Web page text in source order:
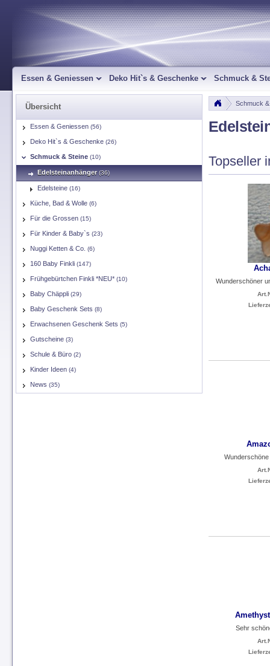
Essen & Geniessen Deko Hit`s & Geschenke Schmuck &
Übersicht
Essen & Geniessen (56)
Deko Hit`s & Geschenke (26)
Schmuck & Steine (10)
Edelsteinanhänger(36)
Edelsteine (16)
Küche, Bad & Wolle (6)
Für die Grossen (15)
Für Kinder & Baby`s (23)
Nuggi Ketten & Co. (6)
160 Baby Finkli (147)
Frühgebürtchen Finkli *NEU* (10)
Baby Chäppli (29)
Baby Geschenk Sets (8)
Erwachsenen Geschenk Sets (5)
Gutscheine (3)
Schule & Büro (2)
Kinder Ideen (4)
News (35)
Schmuck
Topseller
Wunderschöner
Wunderschöne
Sehr